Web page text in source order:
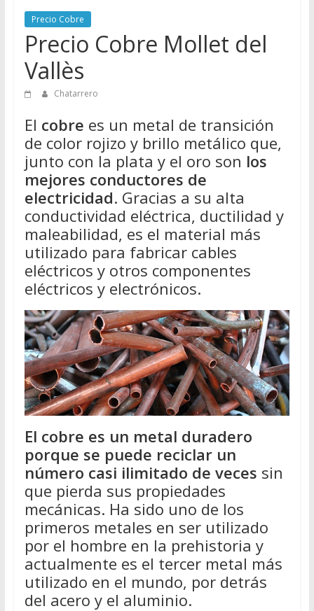
Chatarreros
para
vender
Chatarra
Precio Cobre
Precio Cobre Mollet del
Vallès
Chatarrero
El cobre es un metal de transición
de color rojizo y brillo metálico que,
junto con la plata y el oro son los
mejores conductores de
electricidad. Gracias a su alta
conductividad eléctrica, ductilidad y
maleabilidad, es el material más
utilizado para fabricar cables
eléctricos y otros componentes
eléctricos y electrónicos.
El cobre es un metal duradero
porque se puede reciclar un
número casi ilimitado de veces sin
que pierda sus propiedades
mecánicas. Ha sido uno de los
primeros metales en ser utilizado
por el hombre en la prehistoria y
actualmente es el tercer metal más
utilizado en el mundo, por detrás
del acero y el aluminio.